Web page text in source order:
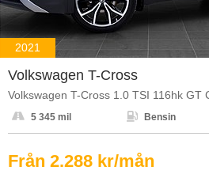
2021
Volkswagen T-Cross
 5 345 mil  Bensin
Från 2.288 kr/mån